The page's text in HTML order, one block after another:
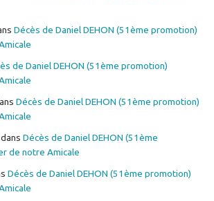
Décès de Daniel DEHON (51ème promotion)
de Daniel DEHON (51ème promotion)
Décès de Daniel DEHON (51ème promotion)
dans Décès de Daniel DEHON (51ème
de notre Amicale
Décès de Daniel DEHON (51ème promotion)